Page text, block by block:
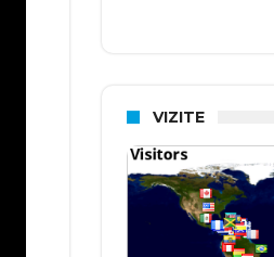
VIZITE